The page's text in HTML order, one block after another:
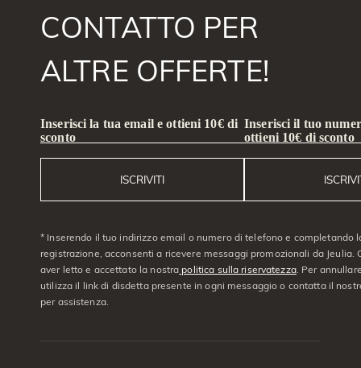
CONTATTO PER
ALTRE OFFERTE!
Inserisci la tua email e ottieni 10€ di
sconto
ISCRIVITI
Inserisci il tuo
ottieni 10€ di sconto
* Inserendo il tuo indirizzo email o numero di telefono e completando
registrazione, acconsenti a ricevere messaggi promozionali da Jeulia.
aver letto e accettato la nostra politica sulla riservatezza. Per
utilizza il link di disdetta presente in ogni messaggio o contatta il
per assistenza.